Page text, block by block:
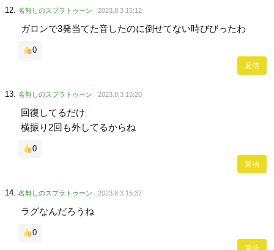
名無しのスプラトゥーン 2023.8.3 15:12
ガロンで3発当てた音したのに倒せてない時びびったわ
0
返信
名無しのスプラトゥーン 2023.8.3 15:20
回復してるだけ
横振り2回も外してるからね
0
返信
名無しのスプラトゥーン 2023.8.3 15:37
ラグなんだろうね
0
返信